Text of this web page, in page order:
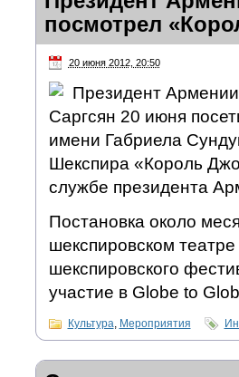
посмотрел
20 июня 2012, 20:50
Президент
Саргсян 20 июня
имени Габриела
Шекспира «Король
службе президента
Постановка около
шекспировском
шекспировского
участие в Globe to
Культура, Мероприятия